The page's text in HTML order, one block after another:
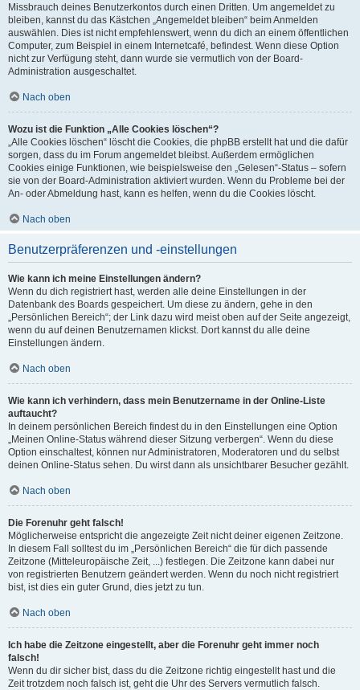
Missbrauch deines Benutzerkontos durch einen Dritten. Um angemeldet zu
bleiben, kannst du das Kästchen „Angemeldet bleiben“ beim Anmelden
auswählen. Dies ist nicht empfehlenswert, wenn du dich an einem öffentlichen
Computer, zum Beispiel in einem Internetcafé, befindest. Wenn diese Option
nicht zur Verfügung steht, dann wurde sie vermutlich von der Board-
Administration ausgeschaltet.
Nach oben
Wozu ist die Funktion „Alle Cookies löschen“?
„Alle Cookies löschen“ löscht die Cookies, die phpBB erstellt hat und die dafür
sorgen, dass du im Forum angemeldet bleibst. Außerdem ermöglichen
Cookies einige Funktionen, wie beispielsweise den „Gelesen“-Status – sofern
sie von der Board-Administration aktiviert wurden. Wenn du Probleme bei der
An- oder Abmeldung hast, kann es helfen, wenn du die Cookies löscht.
Nach oben
Benutzerpräferenzen und -einstellungen
Wie kann ich meine Einstellungen ändern?
Wenn du dich registriert hast, werden alle deine Einstellungen in der
Datenbank des Boards gespeichert. Um diese zu ändern, gehe in den
„Persönlichen Bereich“; der Link dazu wird meist oben auf der Seite angezeigt,
wenn du auf deinen Benutzernamen klickst. Dort kannst du alle deine
Einstellungen ändern.
Nach oben
Wie kann ich verhindern, dass mein Benutzername in der Online-Liste
auftaucht?
In deinem persönlichen Bereich findest du in den Einstellungen eine Option
„Meinen Online-Status während dieser Sitzung verbergen“. Wenn du diese
Option einschaltest, können nur Administratoren, Moderatoren und du selbst
deinen Online-Status sehen. Du wirst dann als unsichtbarer Besucher gezählt.
Nach oben
Die Forenuhr geht falsch!
Möglicherweise entspricht die angezeigte Zeit nicht deiner eigenen Zeitzone.
In diesem Fall solltest du im „Persönlichen Bereich“ die für dich passende
Zeitzone (Mitteleuropäische Zeit, ...) festlegen. Die Zeitzone kann dabei nur
von registrierten Benutzern geändert werden. Wenn du noch nicht registriert
bist, ist dies ein guter Grund, dies jetzt zu tun.
Nach oben
Ich habe die Zeitzone eingestellt, aber die Forenuhr geht immer noch
falsch!
Wenn du dir sicher bist, dass du die Zeitzone richtig eingestellt hast und die
Zeit trotzdem noch falsch ist, geht die Uhr des Servers vermutlich falsch.